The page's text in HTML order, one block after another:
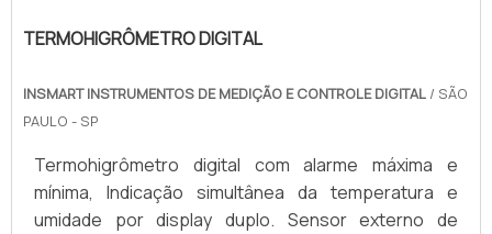
TERMOHIGRÔMETRO DIGITAL
INSMART INSTRUMENTOS DE MEDIÇÃO E CONTROLE DIGITAL / SÃO
PAULO - SP
Termohigrômetro digital com alarme máxima e
mínima, Indicação simultânea da temperatura e
umidade por display duplo. Sensor externo de